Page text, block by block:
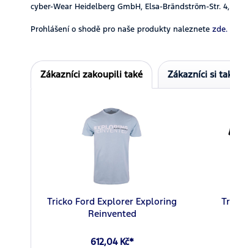
cyber-Wear Heidelberg GmbH, Elsa-Brändström-Str.
Prohlášení o shodě pro naše produkty naleznete zde.
Zákazníci zakoupili také Zákazníci si
Tricko Ford Explorer Exploring
Reinvented
612,04 Kč*